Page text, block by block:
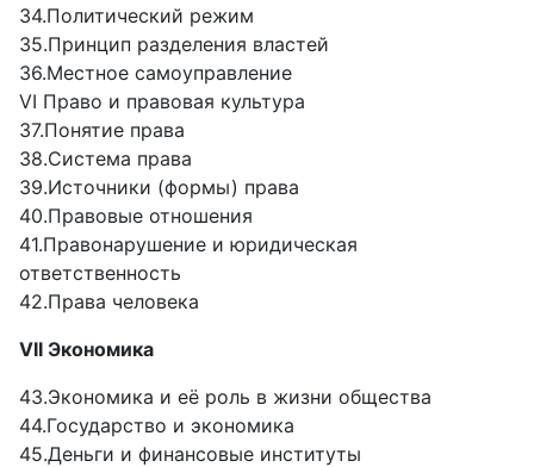
34.Политический режим
35.Принцип разделения властей
36.Местное самоуправление
VI Право и правовая культура
37.Понятие права
38.Система права
39.Источники (формы) права
40.Правовые отношения
41.Правонарушение и юридическая
ответственность
42.Права человека
VII Экономика
43.Экономика и её роль в жизни общества
44.Государство и экономика
45.Деньги и финансовые институты